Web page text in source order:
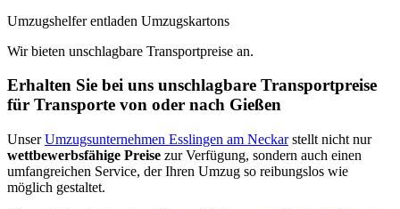
Umzugshelfer entladen Umzugskartons
Wir bieten unschlagbare Transportpreise an.
Erhalten Sie bei uns unschlagbare Transportpreise
für Transporte von oder nach Gießen
UnserUmzugsunternehmen Esslingen am Neckarstellt nicht nur
wettbewerbsfähige Preise zur Verfügung, sondern auch einen
umfangreichen Service, der Ihren Umzug so reibungslos wie
möglich gestaltet.